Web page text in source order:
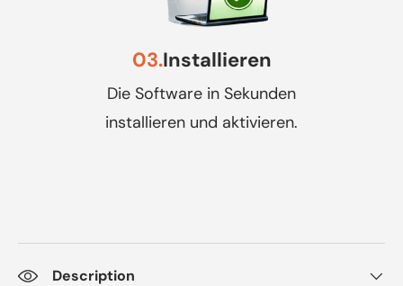
03.Installieren
Die Software in Sekunden
installieren und aktivieren.
Description